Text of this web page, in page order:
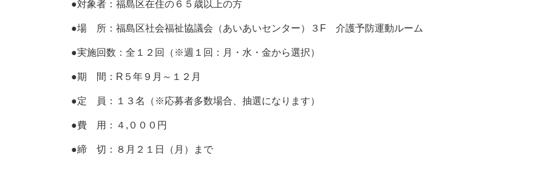
●対象者：福島区在住の６５歳以上の方
●場 所：福島区社会福祉協議会（あいあいセンター）３F 介護予防運動ルーム
●実施回数：全１２回（※週１回：月・水・金から選択）
●期 間：R５年９月～１２月
●定 員：１３名（※応募者多数場合、抽選になります）
●費 用：４,０００円
●締 切：８月２１日（月）まで